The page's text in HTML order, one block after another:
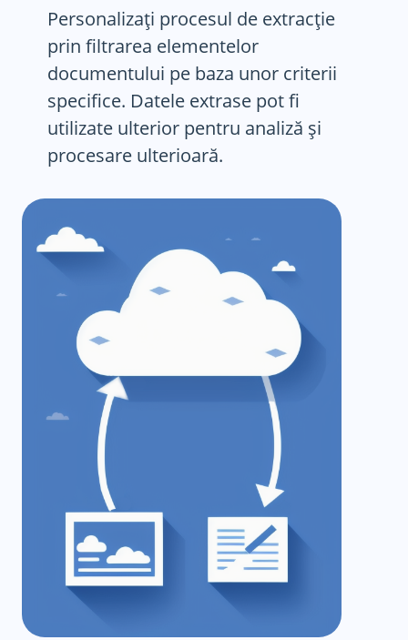
Personalizați procesul de extracție
prin filtrarea elementelor
documentului pe baza unor criterii
specifice. Datele extrase pot fi
utilizate ulterior pentru analiză și
procesare ulterioară.